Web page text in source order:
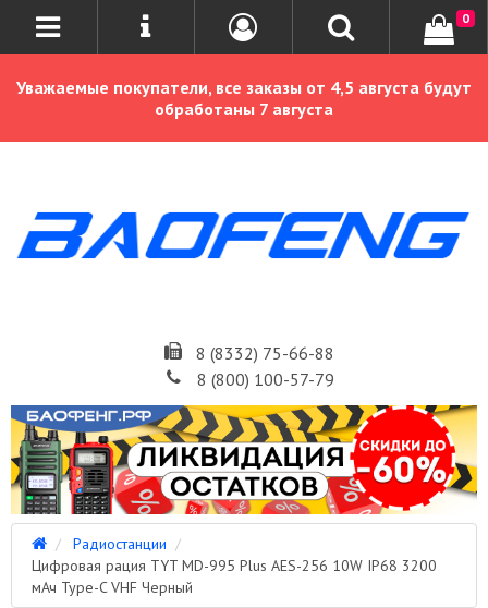
Уважаемые покупатели, все заказы от 4,5 августа будут
обработаны 7 августа
8 (8332) 75-66-88
8 (800) 100-57-79
0
Радиостанции
Цифровая рация TYT MD-995 Plus AES-256 10W IP68 3200
мАч Type-C VHF Черный